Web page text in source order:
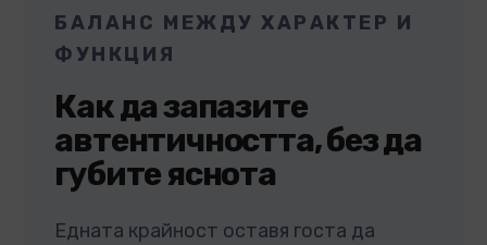
БАЛАНС МЕЖДУ ХАРАКТЕР И
ФУНКЦИЯ
Как да запазите
автентичността, без да
губите яснота
Едната крайност оставя госта да